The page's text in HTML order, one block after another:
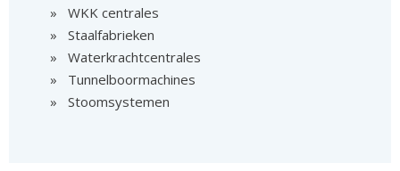
WKK centrales
Staalfabrieken
Waterkrachtcentrales
Tunnelboormachines
Stoomsystemen